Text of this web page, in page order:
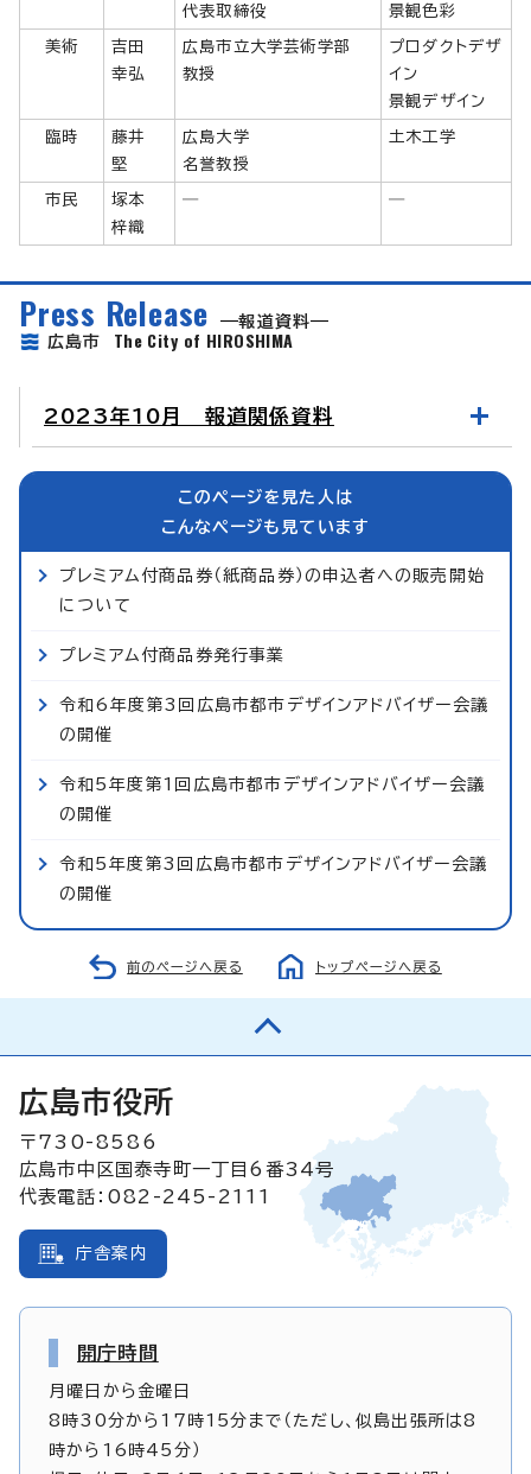
代表取締役
景観色彩
美術
吉田
幸弘
広島市立大学芸術学部
教授
プロダクトデザ
イン
景観デザイン
臨時
藤井
堅
広島大学
名誉教授
土木工学
市民
塚本
梓織
― ―
Press Release
報道資料
広島市 The City of HIROSHIMA
2023年10月 報道関係資料
このページを見た人は
こんなページも見ています
プレミアム付商品券（紙商品券）の申込者への販売開始
について
プレミアム付商品券発行事業
令和6年度第3回広島市都市デザインアドバイザー会議
の開催
令和5年度第1回広島市都市デザインアドバイザー会議
の開催
令和5年度第3回広島市都市デザインアドバイザー会議
の開催
前のページへ戻る トップページへ戻る
広島市役所
〒730-8586
広島市中区国泰寺町一丁目6番34号
代表電話：082-245-2111
庁舎案内
開庁時間
月曜日から金曜日
8時30分から17時15分まで（ただし、似島出張所は8
時から16時45分）